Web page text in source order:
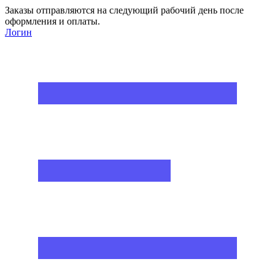
Заказы отправляются на следующий рабочий день после
оформления и оплаты.
Логин